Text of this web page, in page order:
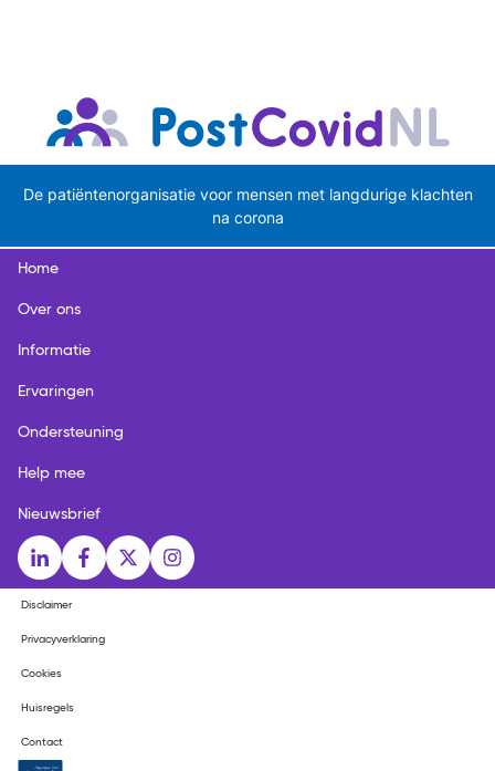
De patiëntenorganisatie voor mensen met langdurige klachten
na corona
Home
Over ons
Informatie
Ervaringen
Ondersteuning
Help mee
Nieuwsbrief
Social media links
LinkedInFacebook
X Instagram
Disclaimer
Privacyverklaring
Cookies
Huisregels
Contact